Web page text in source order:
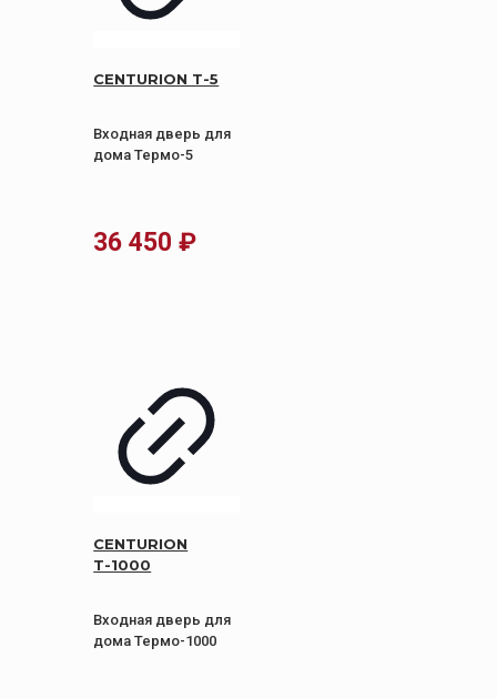
CENTURION Т-5
Входная дверь для
дома Термо-5
36 450₽
CENTURION
Т-1000
Входная дверь для
дома Термо-1000